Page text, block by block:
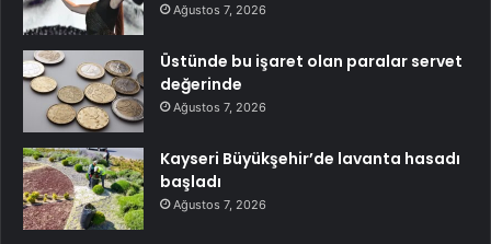
Ağustos 7, 2026
Üstünde bu işaret olan paralar servet
değerinde
Ağustos 7, 2026
Kayseri Büyükşehir’de lavanta hasadı
başladı
Ağustos 7, 2026